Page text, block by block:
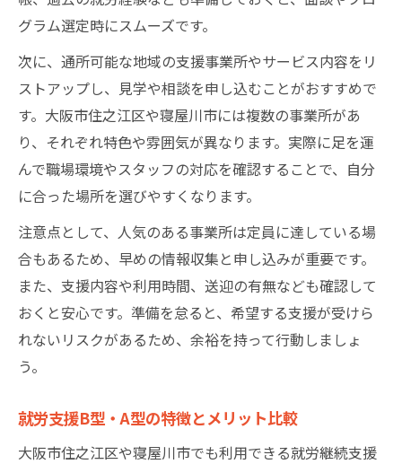
グラム選定時にスムーズです。
次に、通所可能な地域の支援事業所やサービス内容をリ
ストアップし、見学や相談を申し込むことがおすすめで
す。大阪市住之江区や寝屋川市には複数の事業所があ
り、それぞれ特色や雰囲気が異なります。実際に足を運
んで職場環境やスタッフの対応を確認することで、自分
に合った場所を選びやすくなります。
注意点として、人気のある事業所は定員に達している場
合もあるため、早めの情報収集と申し込みが重要です。
また、支援内容や利用時間、送迎の有無なども確認して
おくと安心です。準備を怠ると、希望する支援が受けら
れないリスクがあるため、余裕を持って行動しましょ
う。
就労支援B型・A型の特徴とメリット比較
大阪市住之江区や寝屋川市でも利用できる就労継続支援